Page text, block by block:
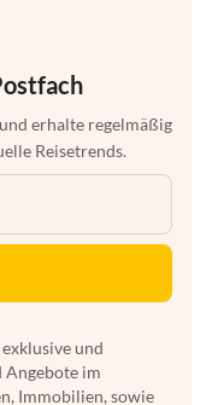
erhalte regelmäßig
Reisetrends.
und
im
Immobilien, sowie